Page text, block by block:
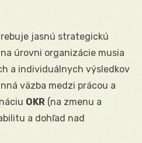
jasnú strategickú
úrovni organizácie musia
a individuálnych výsledkov
väzba medzi prácou a
OKR (na zmenu a
a dohľad nad